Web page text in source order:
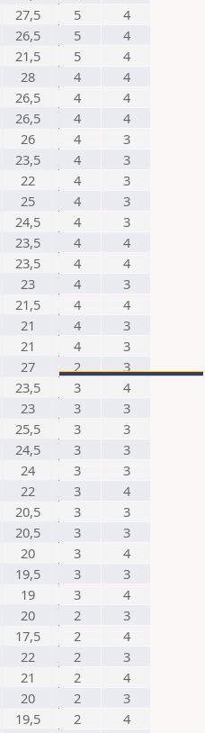
27,5 5
4
26,5 5
4
21,5 5
4
28 4
4
26,5 4
4
26,5 4
4
26 4
3
23,5 4
3
22 4
3
25 4
3
24,5 4
3
23,5 4
4
23,5 4
4
23 4
3
21,5 4
4
21 4
3
21 4
3
27 2
3
23,5 3
4
23 3
3
25,5 3
3
24,5 3
3
24 3
3
22 3
4
20,5 3
3
20,5 3
3
20 3
4
19,5 3
3
19 3
4
20 2
3
17,5 2
4
22 2
3
21 2
4
20 2
3
19,5 2
4